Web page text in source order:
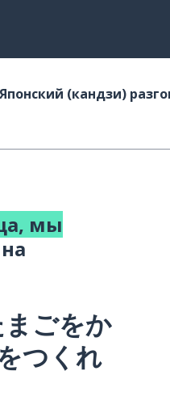
Японский (кандзи)
мы
на
ごをか
つくれ